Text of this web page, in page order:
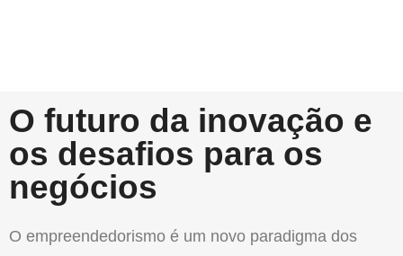
O futuro da inovação e
os desafios para os
negócios
O empreendedorismo é um novo paradigma dos